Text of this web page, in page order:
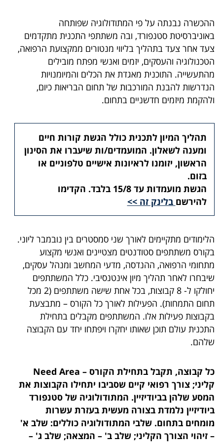
ההכשרה נבנתה על פי המתודולוגיה שפותחה
באוניברסיטת סטנפורד, ובה משתתפי התכנית מתקדמים
צעד אחר צעד בתהליך בליווי מנטורים ממקצועת הרפואה,
הטכנולוגיה והעסקים, יזמים ואנשי מפתח מובילים
מהתעשייה. התוכנית מאגדת את הכלים והמיומנויות
הנדרשות להבנת המורכבות של תחום הבריאות כיום,
ולהקמת מיזמים חדשניים בתחום.
תהליך המיון לתכנית כולל הגשת קורות חיים
ומענה לשאלון. המועמדים/ות שיעברו את הסינון
הראשון, יזומנו לראיונות אישיים טלפוניים או
בזום.
הגשת מועמדות עד 15/8 בלבד. הקדימו
להירשם בלינק זה >>
הלימודים מתקיימים לאורך שני סמסטרים בין נובמבר ליוני.
בקורס משתתפים סטודנטים מצטיינים ואנשי מקצוע
מתחומי הרפואה, ההנדסה, מדעי המחשב ומנהל עסקים,
שיבחרו לאחר תהליך מיון אינטנסיבי. כלל המשתתפים
יחולקו ל- 8 קבוצות, בכל אחת שישה משתתפים (2 מכל
תחום התמחות). הפעילות לאורך כל הקורס – מתבצעת
בקבוצות פעילות אלו. המשתתפים מקבלים בתחילת
התכנית עולם תוכן שאותו יחקרו ויפתחו יחד עם הקבוצה
שלהם.
כל קבוצה, תקבל בתחילת הקורס – Need Area
קליני; צורך רפואי קיים שסביבו יתחילו הקבוצות את
המסע שלהן בביודיזיין. המתודולוגיה של סטנפורד
ביודיזיין נלמדת בצורה מעשית בעזרת עשרות
מומחים בתחום. שלבי המתודולוגיה כוללים:שלב א'
– זיהוי הצורך הקליני;שלב ב' – המצאה;שלב ג' –